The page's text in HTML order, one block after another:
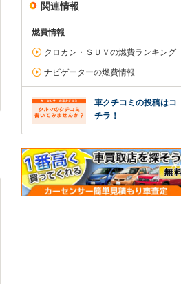
関連情報
燃費情報
クロカン・ＳＵＶの燃費ランキング
ナビゲーターの燃費情報
車クチコミの投稿はコ
チラ！